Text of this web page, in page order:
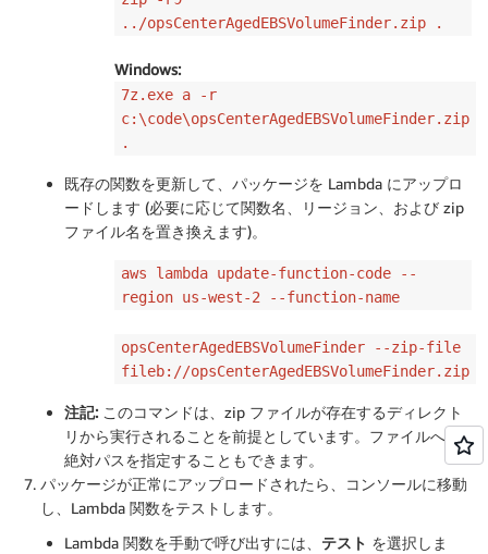
../opsCenterAgedEBSVolumeFinder.zip .
Windows:
7z.exe a -r
c:\code\opsCenterAgedEBSVolumeFinder.zip
.
既存の関数を更新して、パッケージを Lambda にアップロ
ードします (必要に応じて関数名、リージョン、および zip
ファイル名を置き換えます)。
aws lambda update-function-code --
region us-west-2 --function-name
opsCenterAgedEBSVolumeFinder --zip-file
fileb://opsCenterAgedEBSVolumeFinder.zip
注記: このコマンドは、zip ファイルが存在するディレクト
リから実行されることを前提としています。ファイルへの
絶対パスを指定することもできます。
パッケージが正常にアップロードされたら、コンソールに移動
し、Lambda 関数をテストします。
Lambda 関数を手動で呼び出すには、 テスト を選択しま